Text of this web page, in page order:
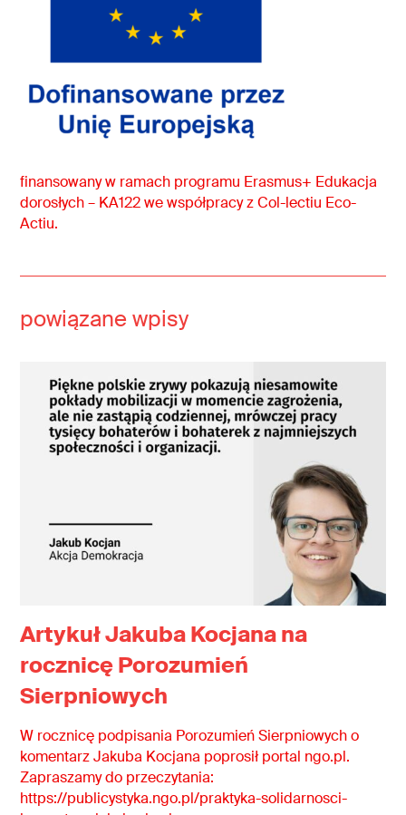
finansowany w ramach programu Erasmus+ Edukacja
dorosłych – KA122 we współpracy z Col-lectiu Eco-
Actiu.
powiązane wpisy
Artykuł Jakuba Kocjana na
rocznicę Porozumień
Sierpniowych
W rocznicę podpisania Porozumień Sierpniowych o
komentarz Jakuba Kocjana poprosił portal ngo.pl.
Zapraszamy do przeczytania:
https://publicystyka.ngo.pl/praktyka-solidarnosci-